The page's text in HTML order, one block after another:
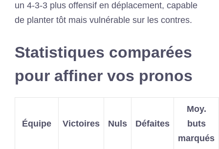
un 4-3-3 plus offensif en déplacement, capable
de planter tôt mais vulnérable sur les contres.
Statistiques comparées
pour affiner vos pronos
Équipe Victoires Nuls Défaites
Moy.
buts
marqués